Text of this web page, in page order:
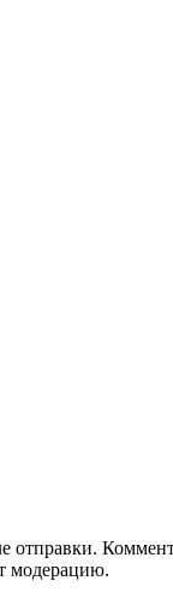
отправки.
модерацию.